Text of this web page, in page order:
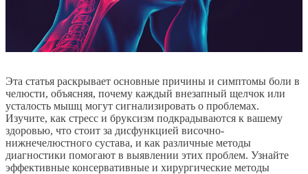
Эта статья раскрывает основные причины и симптомы боли в
челюсти, объясняя, почему каждый внезапный щелчок или
усталость мышц могут сигнализировать о проблемах.
Изучите, как стресс и бруксизм подкрадываются к вашему
здоровью, что стоит за дисфункцией височно-
нижнечелюстного сустава, и как различные методы
диагностики помогают в выявлении этих проблем. Узнайте
эффективные консервативные и хирургические методы